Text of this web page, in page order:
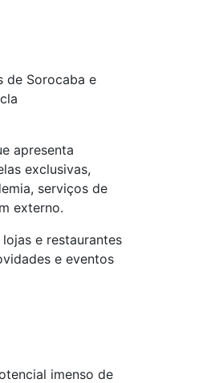
de Sorocaba e
apresenta
exclusivas,
serviços de
externo.
e restaurantes
e eventos
imenso de